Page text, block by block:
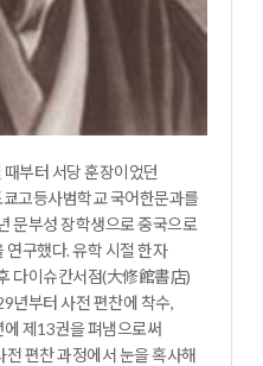
부터 서당 훈장이었던
고등사범학교 국어한문과를
문부성 장학생으로 중국으로
연구했다. 유학 시절 한자
다이슈칸서점(大修館書店)
년부터 사전 편찬에 착수,
제13권을 펴냄으로써
전 편찬 과정에서 눈을 혹사해